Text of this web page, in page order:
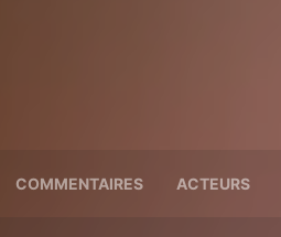
COMMENTAIRES ACTEURS